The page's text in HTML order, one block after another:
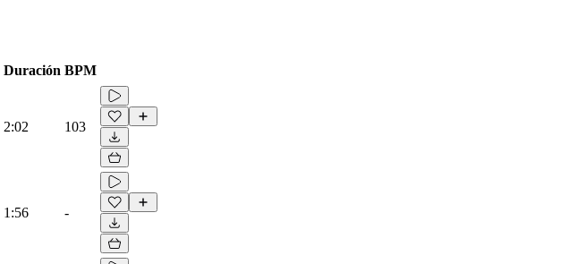
Duración BPM
2:02 103
1:56 -